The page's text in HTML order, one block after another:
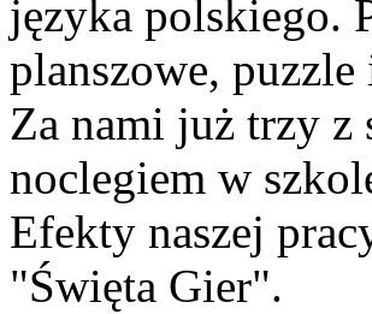
języka polskiego.
planszowe,
Za nami już trzy z
noclegiem w
Efekty naszej
"Święta Gier".